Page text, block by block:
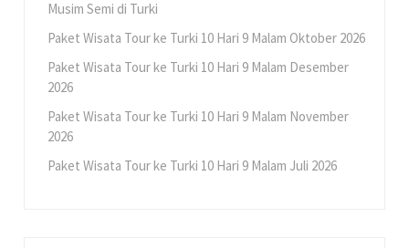
Musim Semi di Turki
Paket Wisata Tour ke Turki 10 Hari 9 Malam Oktober 2026
Paket Wisata Tour ke Turki 10 Hari 9 Malam Desember
2026
Paket Wisata Tour ke Turki 10 Hari 9 Malam November
2026
Paket Wisata Tour ke Turki 10 Hari 9 Malam Juli 2026